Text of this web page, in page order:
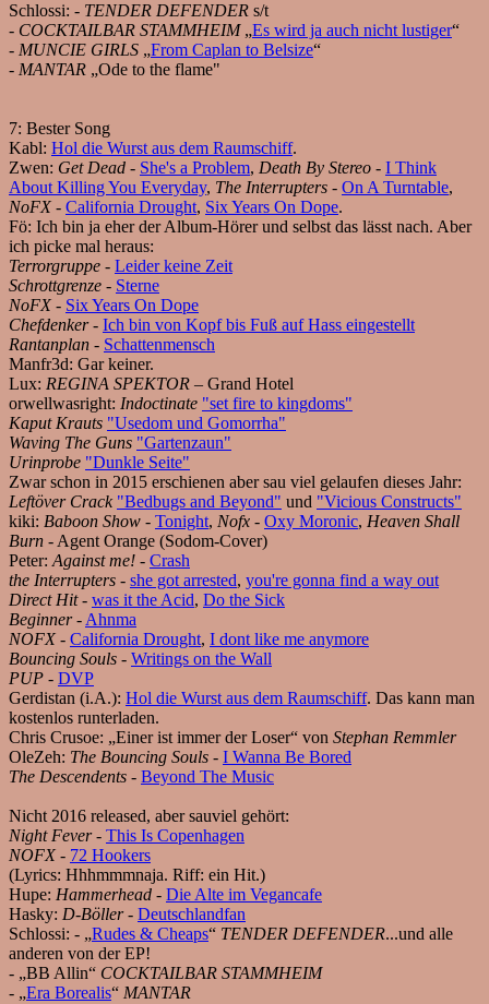
Schlossi: - TENDER DEFENDER s/t
- COCKTAILBAR STAMMHEIM„Es wird ja auch nicht lustiger“
- MUNCIE GIRLS „From Caplan to Belsize“
- MANTAR „Ode to the flame"
7: Bester Song
Kabl: Hol die Wurst aus dem Raumschiff.
Zwen: Get Dead - She's a Problem, Death By Stereo - I Think
About Killing You Everyday, The Interrupters - On A Turntable,
NoFX - California Drought, Six Years On Dope.
Fö: Ich bin ja eher der Album-Hörer und selbst das lässt nach. Aber
ich picke mal heraus:
Terrorgruppe - Leider keine Zeit
Schrottgrenze - Sterne
NoFX - Six Years On Dope
Chefdenker- Ich bin von Kopf bis Fuß auf Hass eingestellt
Rantanplan - Schattenmensch
Manfr3d: Gar keiner.
Lux: REGINA SPEKTOR – Grand Hotel
orwellwasright: Indoctinate "set fire to kingdoms"
Kaput Krauts "Usedom und Gomorrha"
Waving The Guns "Gartenzaun"
Urinprobe "Dunkle Seite"
Zwar schon in 2015 erschienen aber sau viel gelaufen dieses Jahr:
Leftöver Crack "Bedbugs and Beyond" und "Vicious Constructs"
kiki: Baboon Show - Tonight, Nofx - Oxy Moronic, Heaven Shall
Burn - Agent Orange (Sodom-Cover)
Peter: Against me! - Crash
the Interrupters - she got arrested, you're gonna find a way out
Direct Hit- was it the Acid, Do the Sick
Beginner- Ahnma
NOFX - California Drought, I dont like me anymore
Bouncing Souls - Writings on the Wall
PUP - DVP
Gerdistan (i.A.): Hol die Wurst aus dem Raumschiff. Das kann man
kostenlos runterladen.
Chris Crusoe: „Einer ist immer der Loser“ von Stephan Remmler
OleZeh: The Bouncing Souls - I Wanna Be Bored
The Descendents - Beyond The Music
Nicht 2016 released, aber sauviel gehört:
Night Fever- This Is Copenhagen
NOFX - 72 Hookers
(Lyrics: Hhhmmmnaja. Riff: ein Hit.)
Hupe: Hammerhead - Die Alte im Vegancafe
Hasky: D-Böller- Deutschlandfan
Schlossi: - „Rudes & Cheaps“ TENDER DEFENDER...und alle
anderen von der EP!
- „BB Allin“ COCKTAILBAR STAMMHEIM
- „Era Borealis“ MANTAR